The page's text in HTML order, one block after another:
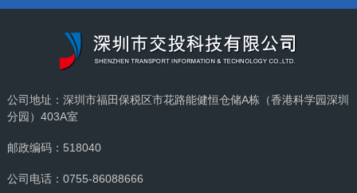
公司地址：深圳市福田保税区市花路能健恒仓储A栋（香港科学园深圳
分园）403A室
邮政编码：518040
公司电话：0755-86088666